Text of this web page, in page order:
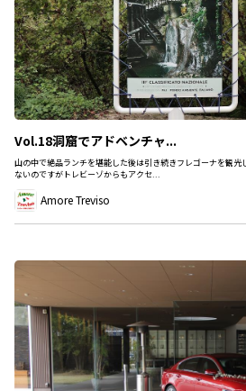
Vol.18洞窟でアドベンチャ...
山の中で絶品ランチを堪能した後は引き続きフレゴーナを観
ないのですがトレビーゾからもアクセ...
Amore Treviso